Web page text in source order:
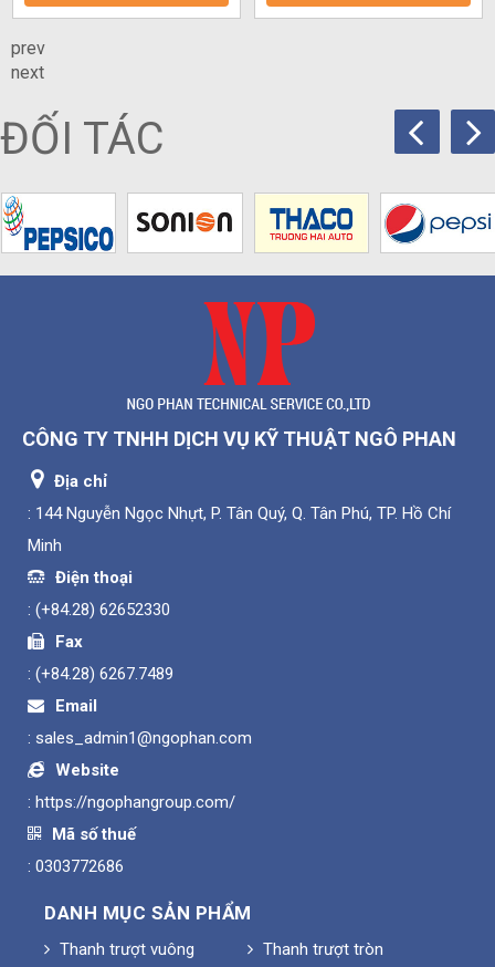
prev
next
ĐỐI TÁC
CÔNG TY TNHH DỊCH VỤ KỸ THUẬT NGÔ PHAN
Địa chỉ
: 144 Nguyễn Ngọc Nhựt, P. Tân Quý, Q. Tân Phú, TP. Hồ Chí
Minh
Điện thoại
: (+84.28) 62652330
Fax
: (+84.28) 6267.7489
Email
: sales_admin1@ngophan.com
Website
: https://ngophangroup.com/
Mã số thuế
: 0303772686
DANH MỤC SẢN PHẨM
Thanh trượt vuông
Thanh trượt tròn